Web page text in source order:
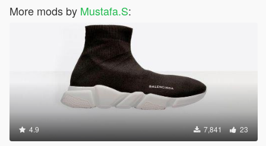
More mods by Mustafa.S:
4.9 7,841 23